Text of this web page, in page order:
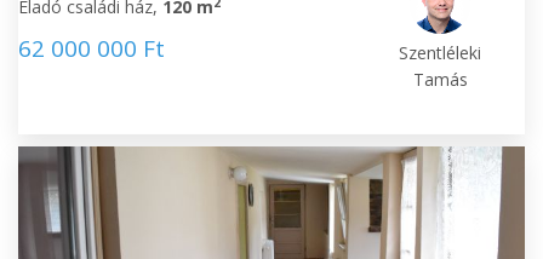
Eladó családi ház, 120 m
62 000 000 Ft
Szentléleki
Tamás